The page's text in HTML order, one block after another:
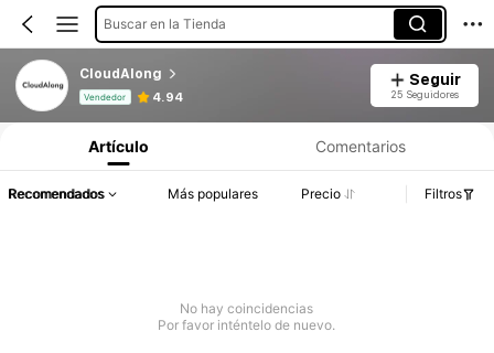
Buscar en la Tienda
CloudAlong
Vendedor 4.94
Seguir
25 Seguidores
Artículo Comentarios
Recomendados Más populares Precio Filtros
No hay coincidencias
Por favor inténtelo de nuevo.